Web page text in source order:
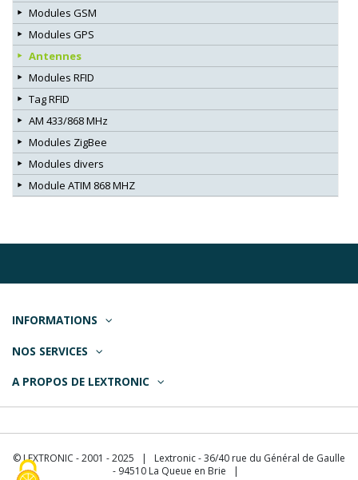
Modules GSM
Modules GPS
Antennes
Modules RFID
Tag RFID
AM 433/868 MHz
Modules ZigBee
Modules divers
Module ATIM 868 MHZ
INFORMATIONS
NOS SERVICES
A PROPOS DE LEXTRONIC
© LEXTRONIC - 2001 - 2025 | Lextronic - 36/40 rue du Général de Gaulle
- 94510 La Queue en Brie |